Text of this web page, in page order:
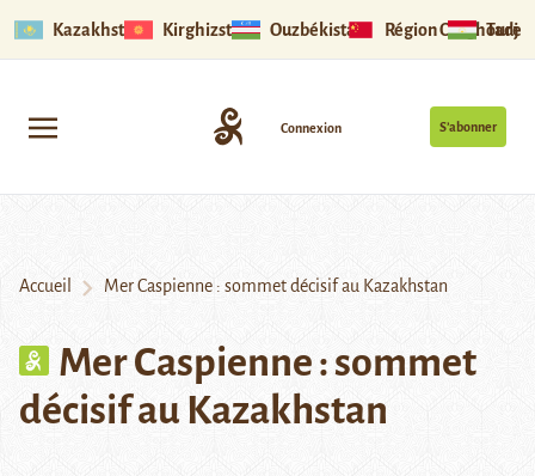
Kazakhstan Kirghizstan Ouzbékistan Région Ouïghoure
S’abonner
Connexion
Accueil Mer Caspienne : sommet décisif au Kazakhstan
Mer Caspienne : sommet
décisif au Kazakhstan